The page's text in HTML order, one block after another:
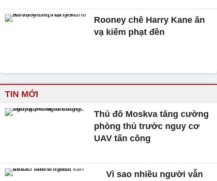
Rooney chê Harry Kane ăn
vạ kiếm phạt đền
TIN MỚI
Thủ đô Moskva tăng cường
phòng thủ trước nguy cơ
UAV tấn công
Vì sao nhiều người vẫn